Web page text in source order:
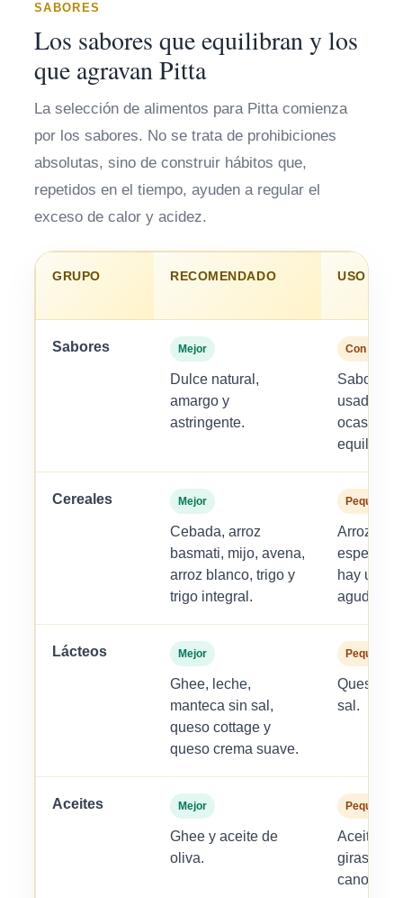
SABORES
Los sabores que equilibran y los
que agravan Pitta
La selección de alimentos para Pitta comienza
por los sabores. No se trata de prohibiciones
absolutas, sino de construir hábitos que,
repetidos en el tiempo, ayuden a regular el
exceso de calor y acidez.
GRUPO RECOMENDADO USO
Sabores Mejor
Dulce natural,
amargo y
astringente.
Con
Sabores
usados
ocasional
Cereales Mejor
Cebada, arroz
basmati, mijo, avena,
arroz blanco, trigo y
trigo integral.
Pequeñas
Arroz
hay una
aguda de
Lácteos Mejor
Ghee, leche,
manteca sin sal,
queso cottage y
queso crema suave.
Pequeñas
Quesos
sal.
Aceites Mejor
Ghee y aceite de
oliva.
Pequeñas
Aceite de
girasol,
canola,